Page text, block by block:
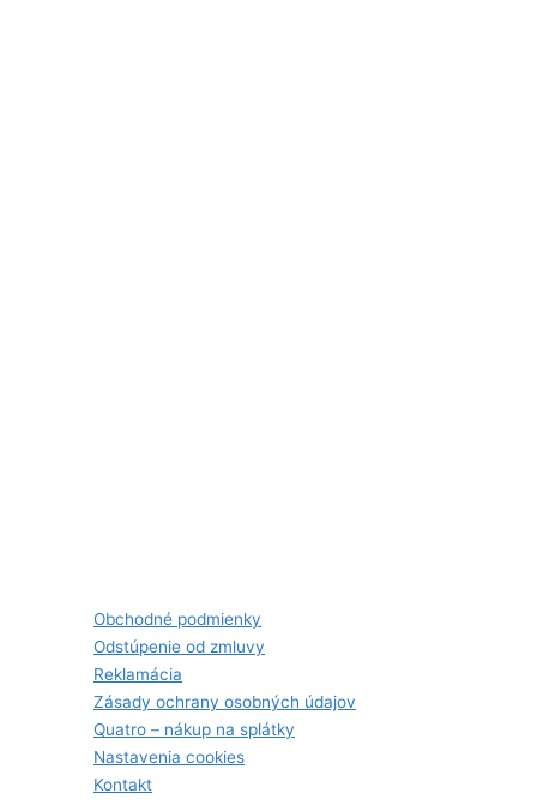
Obchodné podmienky
Odstúpenie od zmluvy
Reklamácia
Zásady ochrany osobných údajov
Quatro – nákup na splátky
Nastavenia cookies
Kontakt